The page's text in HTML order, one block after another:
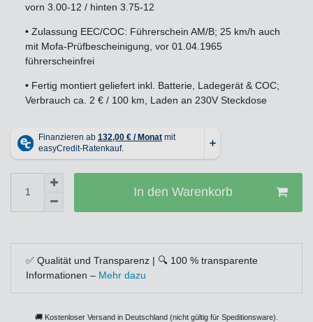
vorn 3.00-12 / hinten 3.75-12
• Zulassung EEC/COC: Führerschein AM/B; 25 km/h auch
mit Mofa-Prüfbescheinigung, vor 01.04.1965
führerscheinfrei
• Fertig montiert geliefert inkl. Batterie, Ladegerät & COC;
Verbrauch ca. 2 € / 100 km, Laden an 230V Steckdose
In den Warenkorb
✅ Qualität und Transparenz | 🔍 100 % transparente
Informationen – Mehr dazu
🚚 Kostenloser Versand in Deutschland (nicht gültig für Speditionsware).